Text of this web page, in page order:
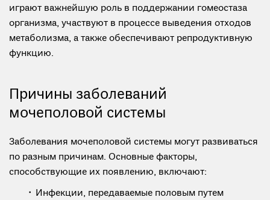
играют важнейшую роль в поддержании гомеостаза
организма, участвуют в процессе выведения отходов
метаболизма, а также обеспечивают репродуктивную
функцию.
Причины заболеваний
мочеполовой системы
Заболевания мочеполовой системы могут развиваться
по разным причинам. Основные факторы,
способствующие их появлению, включают:
Инфекции, передаваемые половым путем